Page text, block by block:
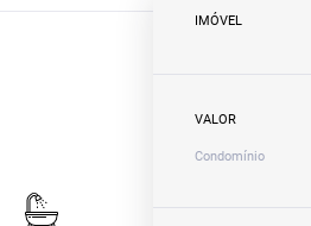
IMÓVEL
VALOR
Condomínio